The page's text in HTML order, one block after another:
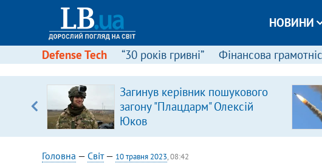
НОВИНИ
Defense Tech “30 років гривні” Фінансова
Загинув керівник пошукового
загону "Плацдарм" Олексій
Юков
Головна — Світ— 10 травня 2023, 08:42